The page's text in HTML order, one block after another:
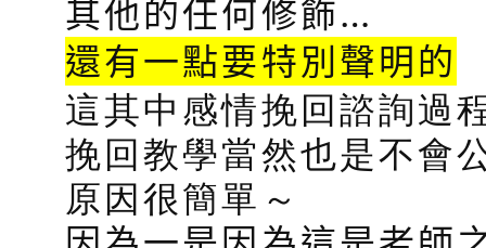
其他的任何修飾…
還有一點要特別聲明的
這其中感情挽回諮詢過
挽回教學當然也是不會
原因很簡單～